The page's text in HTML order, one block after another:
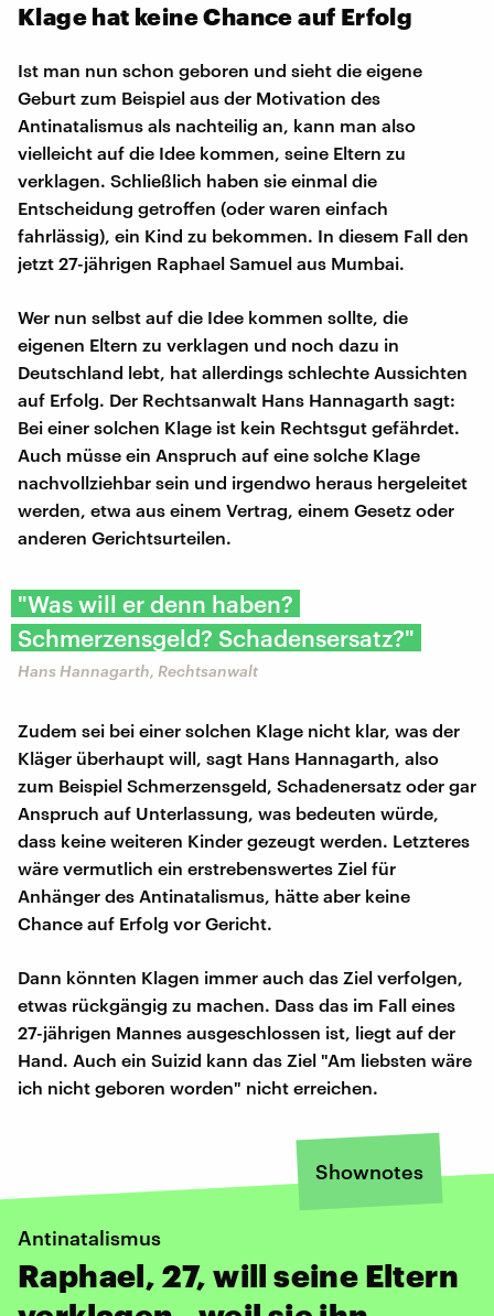
Klage hat keine Chance auf Erfolg
Ist man nun schon geboren und sieht die eigene
Geburt zum Beispiel aus der Motivation des
Antinatalismus als nachteilig an, kann man also
vielleicht auf die Idee kommen, seine Eltern zu
verklagen. Schließlich haben sie einmal die
Entscheidung getroffen (oder waren einfach
fahrlässig), ein Kind zu bekommen. In diesem Fall den
jetzt 27-jährigen Raphael Samuel aus Mumbai.
Wer nun selbst auf die Idee kommen sollte, die
eigenen Eltern zu verklagen und noch dazu in
Deutschland lebt, hat allerdings schlechte Aussichten
auf Erfolg. Der Rechtsanwalt Hans Hannagarth sagt:
Bei einer solchen Klage ist kein Rechtsgut gefährdet.
Auch müsse ein Anspruch auf eine solche Klage
nachvollziehbar sein und irgendwo heraus hergeleitet
werden, etwa aus einem Vertrag, einem Gesetz oder
anderen Gerichtsurteilen.
"Was will er denn haben?
Schmerzensgeld? Schadensersatz?"
Hans Hannagarth, Rechtsanwalt
Zudem sei bei einer solchen Klage nicht klar, was der
Kläger überhaupt will, sagt Hans Hannagarth, also
zum Beispiel Schmerzensgeld, Schadenersatz oder gar
Anspruch auf Unterlassung, was bedeuten würde,
dass keine weiteren Kinder gezeugt werden. Letzteres
wäre vermutlich ein erstrebenswertes Ziel für
Anhänger des Antinatalismus, hätte aber keine
Chance auf Erfolg vor Gericht.
Dann könnten Klagen immer auch das Ziel verfolgen,
etwas rückgängig zu machen. Dass das im Fall eines
27-jährigen Mannes ausgeschlossen ist, liegt auf der
Hand. Auch ein Suizid kann das Ziel "Am liebsten wäre
ich nicht geboren worden" nicht erreichen.
Shownotes
Antinatalismus
Raphael, 27, will seine Eltern